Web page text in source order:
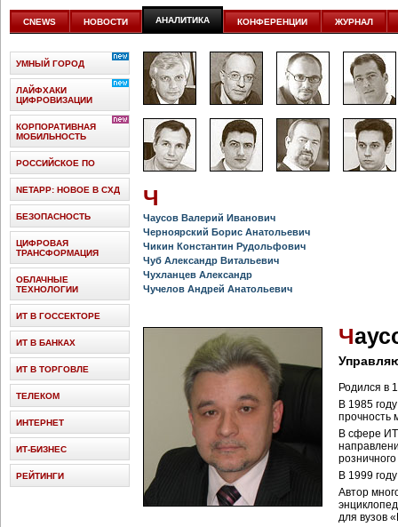
цифровизироваться со
скоростью крупных
корпораций
CNEWS НОВОСТИ АНАЛИТИКА КОНФЕРЕНЦИИ ЖУРНАЛ
Ч
Чаусов Валерий Иванович
Черноярский Борис Анатольевич
Чикин Константин Рудольфович
Чуб Александр Витальевич
Чухланцев Александр
Чучелов Андрей Анатольевич
Ч
Родился в
В 1985
прочность
В сфере ИТ
В 1999
Автор
для вузов
УМНЫЙ ГОРОД
ЛАЙФХАКИ
ЦИФРОВИЗАЦИИ
КОРПОРАТИВНАЯ
МОБИЛЬНОСТЬ
РОССИЙСКОЕ ПО
NETAPP: НОВОЕ В СХД
БЕЗОПАСНОСТЬ
ЦИФРОВАЯ
ТРАНСФОРМАЦИЯ
ОБЛАЧНЫЕ
ТЕХНОЛОГИИ
ИТ В ГОССЕКТОРЕ
ИТ В БАНКАХ
ИТ В ТОРГОВЛЕ
ТЕЛЕКОМ
ИНТЕРНЕТ
ИТ-БИЗНЕС
РЕЙТИНГИ